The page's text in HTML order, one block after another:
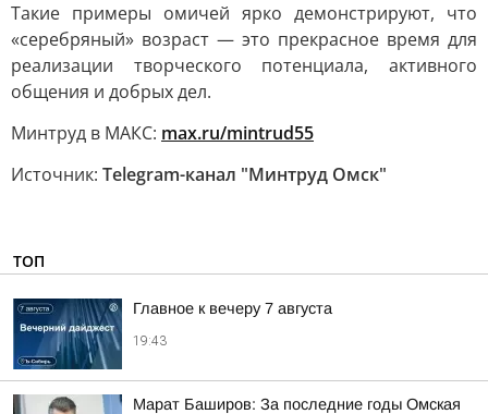
Такие примеры омичей ярко демонстрируют, что
«серебряный» возраст — это прекрасное время для
реализации творческого потенциала, активного
общения и добрых дел.
Минтруд в МАКС: max.ru/mintrud55
Источник: Telegram-канал "Минтруд Омск"
ТОП
Главное к вечеру 7 августа
19:43
Марат Баширов: За последние годы Омская